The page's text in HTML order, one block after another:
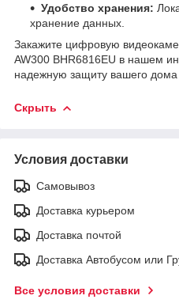
Удобство хранения:
хранение данных.
Закажите цифровую
AW300 BHR6816EU в нашем
надежную защиту вашего
Скрыть
Условия доставки
Самовывоз
Доставка курьером
Доставка почтой
Доставка Автобусом или
Все условия доставки